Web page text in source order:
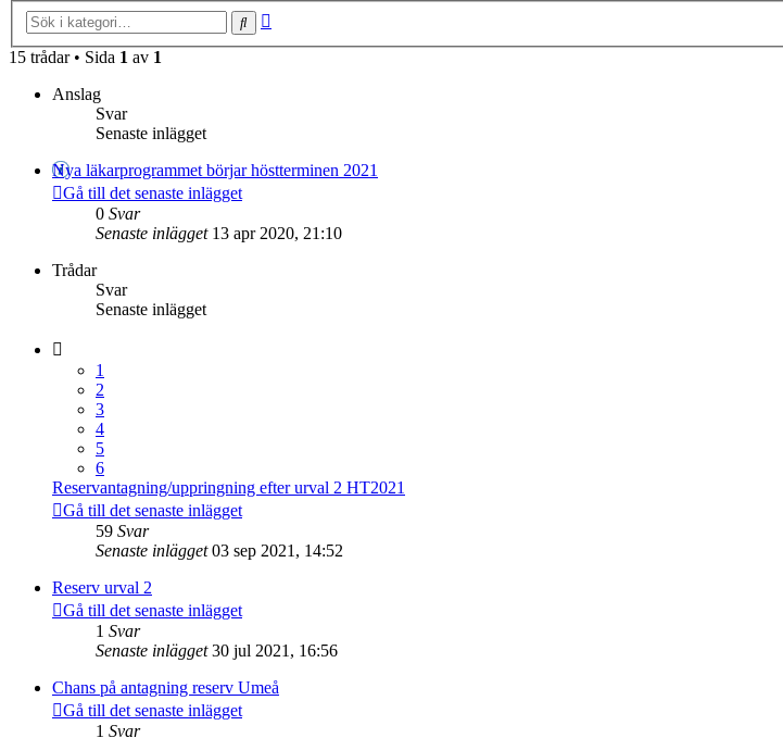
Sök
15 trådar • Sida 1 av 1
Anslag
Svar
Senaste inlägget
Nya läkarprogrammet börjar höstterminen 2021
Gå till det senaste inlägget
0 Svar
Senaste inlägget 13 apr 2020, 21:10
Trådar
Svar
Senaste inlägget
1
2
3
4
5
6
Reservantagning/uppringning efter urval 2 HT2021
Gå till det senaste inlägget
59 Svar
Senaste inlägget 03 sep 2021, 14:52
Reserv urval 2
Gå till det senaste inlägget
1 Svar
Senaste inlägget 30 jul 2021, 16:56
Chans på antagning reserv Umeå
Gå till det senaste inlägget
1 Svar